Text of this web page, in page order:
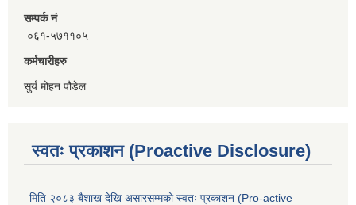
सम्पर्क नं
०६१-५७११०५
कर्मचारीहरु
सुर्य मोहन पौडेल
स्वतः प्रकाशन (Proactive Disclosure)
मिति २०८३ बैशाख देखि असारसम्मको स्वतः प्रकाशन (Pro-active